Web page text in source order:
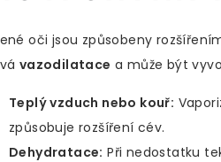
oči jsou způsobeny
vazodilatace a může být
Teplý vzduch nebo kouř:
způsobuje rozšíření cév.
Dehydratace: Při nedostatku